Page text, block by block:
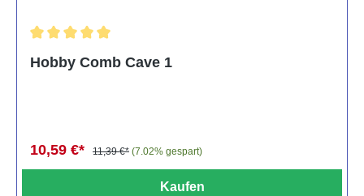
Hobby Comb Cave 1
10,59 €* 11,39 €* (7.02% gespart)
Kaufen